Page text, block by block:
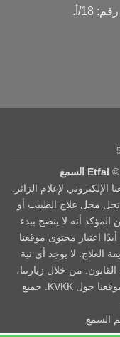
18/أ.
Etfal السمع
لإعلام الزائر.
محل علاج الطبيب أو
أنه لا ينصح ببدء
أبدًا اعتبار محتوى موقعنا
العلاج. لا يوجد أي نية
من خلال زيارتنا،
فإنك تؤكد أنك تقبل البيانات الموجودة على موقعنا حول KVKK. جميع
السمع